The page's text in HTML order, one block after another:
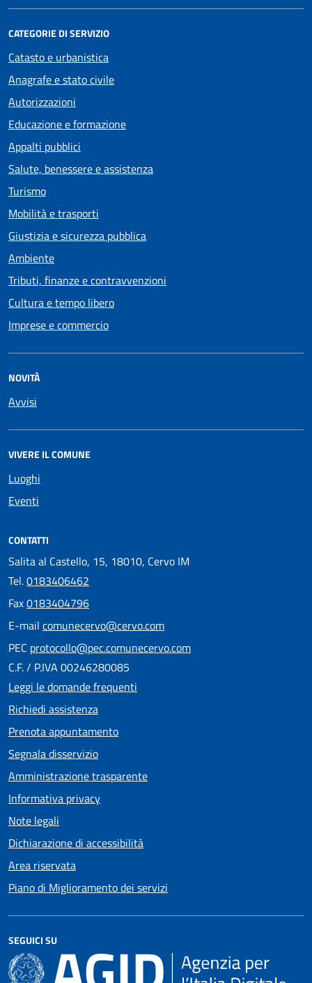
CATEGORIE DI SERVIZIO
Catasto e urbanistica
Anagrafe e stato civile
Autorizzazioni
Educazione e formazione
Appalti pubblici
Salute, benessere e assistenza
Turismo
Mobilità e trasporti
Giustizia e sicurezza pubblica
Ambiente
Tributi, finanze e contravvenzioni
Cultura e tempo libero
Imprese e commercio
NOVITÀ
Avvisi
VIVERE IL COMUNE
Luoghi
Eventi
CONTATTI
Salita al Castello, 15, 18010, Cervo IM
Tel.0183406462
Fax0183404796
E-mail comunecervo@cervo.com
PEC protocollo@pec.comunecervo.com
C.F. / P.IVA 00246280085
Leggi le domande frequenti
Richiedi assistenza
Prenota appuntamento
Segnala disservizio
Amministrazione trasparente
Informativa privacy
Note legali
Dichiarazione di accessibilità
Area riservata
Piano di Miglioramento dei servizi
SEGUICI SU